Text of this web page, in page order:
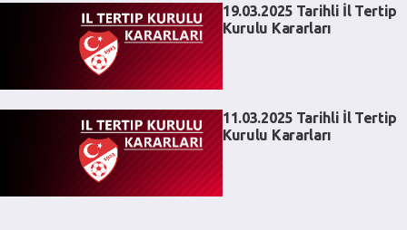
19.03.2025 Tarihli İl Tertip
Kurulu Kararları
11.03.2025 Tarihli İl Tertip
Kurulu Kararları